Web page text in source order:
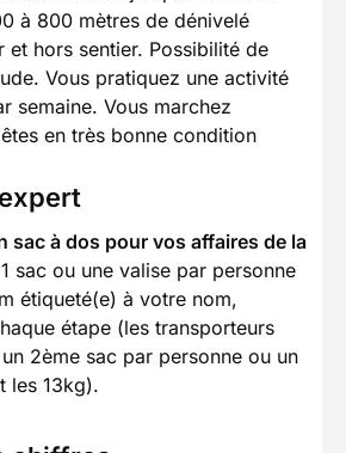
à 800 mètres de dénivelé
et hors sentier. Possibilité de
Vous pratiquez une activité
semaine. Vous marchez
en très bonne condition
sac à dos pour vos affaires de la
sac ou une valise par personne
étiqueté(e) à votre nom,
étape (les transporteurs
2ème sac par personne ou un
les 13kg).